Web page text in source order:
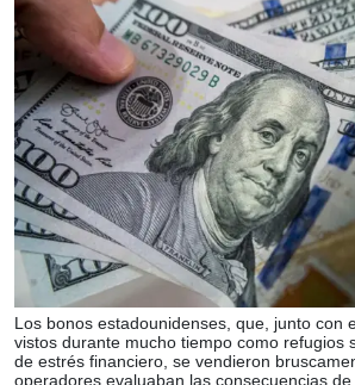
Los bonos estadounidenses, que, junto con
vistos durante mucho tiempo como refugios
de estrés financiero, se vendieron
operadores evaluaban las consecuencias